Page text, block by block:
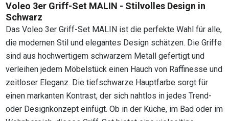
Voleo 3er Griff-Set MALIN - Stilvolles Design in
Schwarz
Das Voleo 3er Griff-Set MALIN ist die perfekte Wahl für alle,
die modernen Stil und elegantes Design schätzen. Die Griffe
sind aus hochwertigem schwarzem Metall gefertigt und
verleihen jedem Möbelstück einen Hauch von Raffinesse und
zeitloser Eleganz. Die tiefschwarze Hauptfarbe sorgt für
einen markanten Kontrast, der sich nahtlos in jedes Trend-
oder Designkonzept einfügt. Ob in der Küche, im Bad oder im